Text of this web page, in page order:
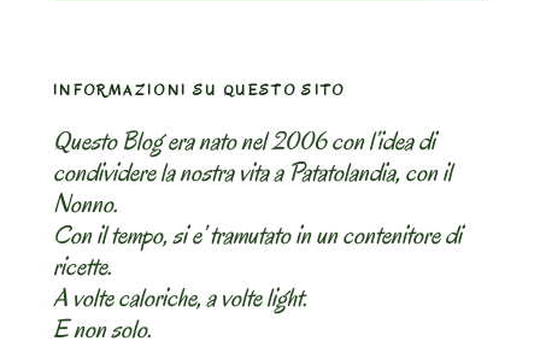
INFORMAZIONI SU QUESTO SITO
Questo Blog era nato nel 2006 con l’idea di
condividere la nostra vita a Patatolandia, con il
Nonno.
Con il tempo, si e’ tramutato in un contenitore di
ricette.
A volte caloriche, a volte light.
E non solo.